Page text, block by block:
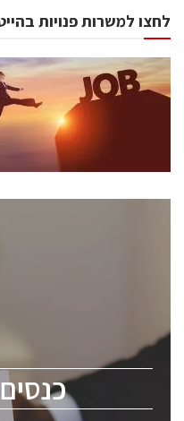
לחצו למשרות פנויות
לכל העוסקים בתעשיית
12-13, 2026. The